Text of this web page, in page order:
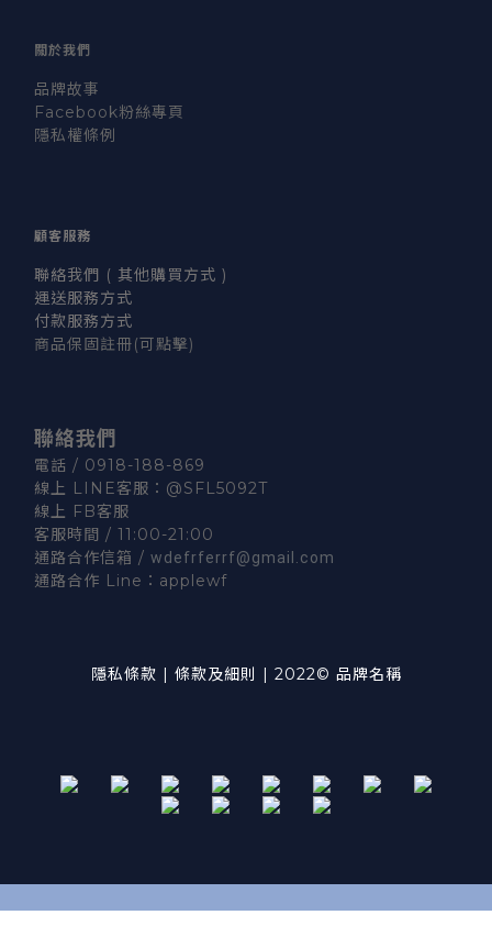
關於我們
品牌故事
Facebook粉絲專頁
隱私權條例
顧客服務
聯絡我們 ( 其他購買方式 )
運送服務方式
付款服務方式
商品保固註冊(可點擊)
聯絡我們
電話 / 0918-188-869
線上 LINE客服： @SFL5092T
線上 FB客服
客服時間 / 11:00-21:00
通路合作信箱 / wdefrferrf@gmail.com
通路合作 Line： applewf
隱私條款 | 條款及細則 | 2022© 品牌名稱